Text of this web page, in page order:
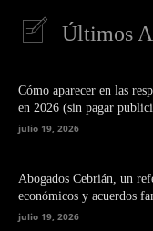
Últimos
Cómo aparecer en las
en 2026 (sin pagar
julio 19, 2026
Abogados Cebrián, un
económicos y acuerdos
julio 19, 2026